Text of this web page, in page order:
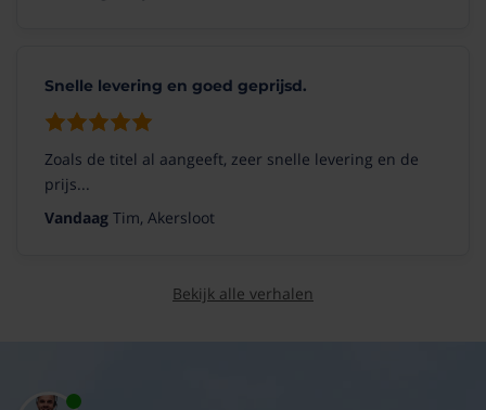
Snelle levering en goed geprijsd.
Zoals de titel al aangeeft, zeer snelle levering en de
prijs...
Vandaag Tim, Akersloot
Bekijk alle verhalen